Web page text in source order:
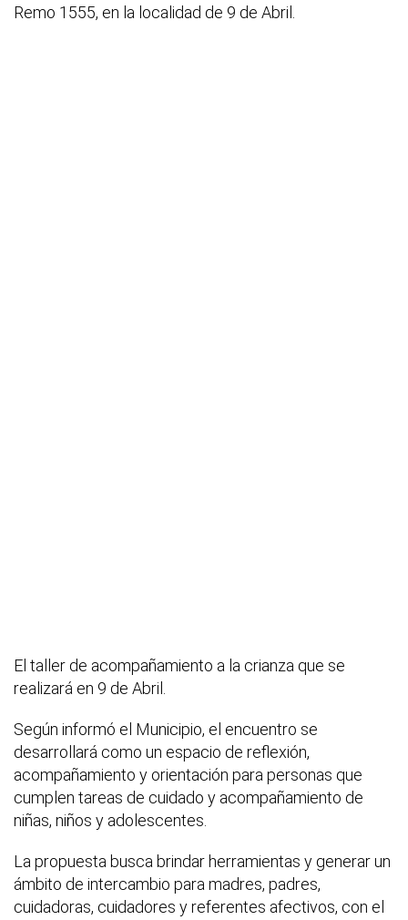
Remo 1555, en la localidad de 9 de Abril.
El taller de acompañamiento a la crianza que se
realizará en 9 de Abril.
Según informó el Municipio, el encuentro se
desarrollará como un espacio de reflexión,
acompañamiento y orientación para personas que
cumplen tareas de cuidado y acompañamiento de
niñas, niños y adolescentes.
La propuesta busca brindar herramientas y generar un
ámbito de intercambio para madres, padres,
cuidadoras, cuidadores y referentes afectivos, con el